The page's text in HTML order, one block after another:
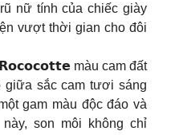
nữ tính của chiếc giày
vượt thời gian cho đôi
màu cam đất
giữa sắc cam tươi sáng
gam màu độc đáo và
son môi không chỉ